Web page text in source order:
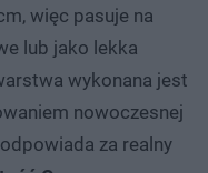
więc pasuje na
lub jako lekka
wykonana jest
nowoczesnej
za realny